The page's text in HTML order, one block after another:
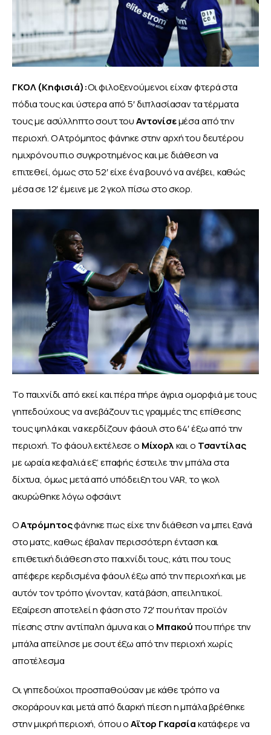
ΓΚΟΛ (Κηφισιά):Οι φιλοξενούμενοι είχαν φτερά στα
πόδια τους και ύστερα από 5′ διπλασίασαν τα τέρματα
τους με ασύλληπτο σουτ του Αντονίσε μέσα από την
περιοχή. Ο Ατρόμητος φάνηκε στην αρχή του δευτέρου
ημιχρόνου πιο συγκροτημένος και με διάθεση να
επιτεθεί, όμως στο 52′ είχε ένα βουνό να ανέβει, καθώς
μέσα σε 12′ έμεινε με 2 γκολ πίσω στο σκορ.
Το παιχνίδι από εκεί και πέρα πήρε άγρια ομορφιά με τους
γηπεδούχους να ανεβάζουν τις γραμμές της επίθεσης
τους ψηλά και να κερδίζουν φάουλ στο 64′ έξω από την
περιοχή. Το φάουλ εκτέλεσε ο Μίχορλ και ο Τσαντίλας
με ωραία κεφαλιά εξ’ επαφής έστειλε την μπάλα στα
δίχτυα, όμως μετά από υπόδειξη του VAR, το γκολ
ακυρώθηκε λόγω οφσάιντ
Ο Ατρόμητος φάνηκε πως είχε την διάθεση να μπει ξανά
στο ματς, καθως έβαλαν περισσότερη ένταση και
επιθετική διάθεση στο παιχνίδι τους, κάτι που τους
απέφερε κερδισμένα φάουλ έξω από την περιοχή και με
αυτόν τον τρόπο γίνονταν, κατά βάση, απειλητικοί.
Εξαίρεση αποτελεί η φάση στο 72′ που ήταν προϊόν
πίεσης στην αντίπαλη άμυνα και ο Μπακού που πήρε την
μπάλα απείλησε με σουτ έξω από την περιοχή χωρίς
αποτέλεσμα
Οι γηπεδούχοι προσπαθούσαν με κάθε τρόπο να
σκοράρουν και μετά από διαρκή πίεση η μπάλα βρέθηκε
στην μικρή περιοχή, όπου ο Αϊτορ Γκαρσία κατάφερε να